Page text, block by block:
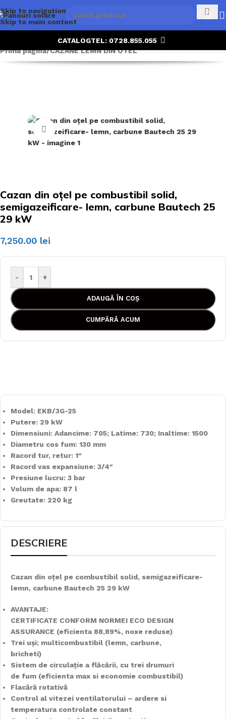
Skip to navigation
Skip to main content
CATALOGTEL: 0728.855.055
Prima pagină/CAZANE LEMN DIN OTEL
Click to enlarge
Cazan din oțel pe combustibil solid,
semigazeificare- lemn, carbune Bautech 25
29 kW
7,250.00 lei
- +
ADAUGĂ ÎN COȘ
CUMPĂRĂ ACUM
Model: EKB/3G-25
Putere: 29 kW
Dimensiuni: Adancime: 705; Latime: 730; Inaltime: 1500
Diametru cos fum: 130 mm
Racord tur, retur: 1″
Racord vas expansiune: 3/4″
Presiune lucru: 3 bar
Volum de apa: 87 l
Greutate: 220 kg
DESCRIERE
Cazan din oțel pe combustibil solid, semigazeificare-
lemn, carbune Bautech 25 29 kW
AVANTAJE:
CERTIFICATE CONFORM NORMEI ECO DESIGN
ASSURANCE (eficienta 88,89%, noxe reduse)
Trei uși; multicombustibil (lemn, carbune,
bricheti)
Sistem de circulație a flăcării, cu trei drumuri
de fum (eficienta max si economie combustibil)
Flacără rotativă
Control al vitezei ventilatorului – ardere si
temperatura controlate constant